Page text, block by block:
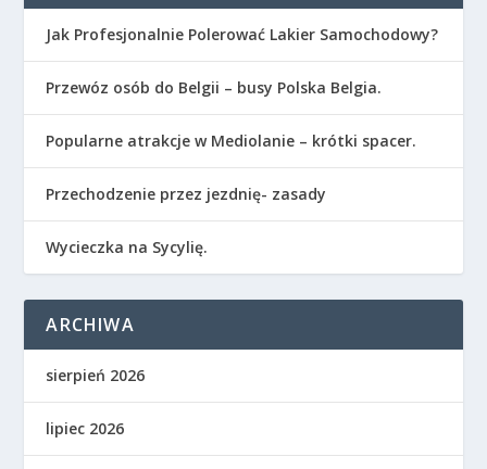
Jak Profesjonalnie Polerować Lakier Samochodowy?
Przewóz osób do Belgii – busy Polska Belgia.
Popularne atrakcje w Mediolanie – krótki spacer.
Przechodzenie przez jezdnię- zasady
Wycieczka na Sycylię.
ARCHIWA
sierpień 2026
lipiec 2026